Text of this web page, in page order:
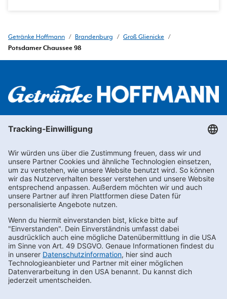
Getränke Hoffmann / Brandenburg / Groß Glienicke
/
Potsdamer Chaussee 98
Newsletter abonnieren
Kontakt
FAQs
Karriere
Datenschutz